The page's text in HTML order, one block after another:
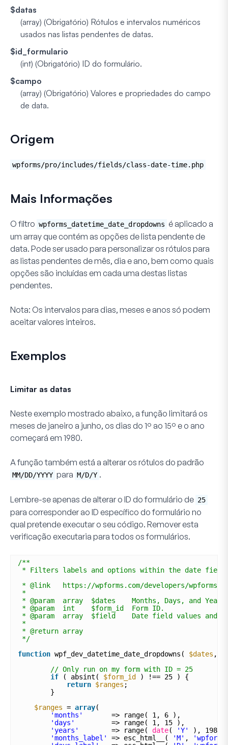
$datas
(array) (Obrigatório) Rótulos e intervalos numéricos
usados nas listas pendentes de datas.
$id_formulario
(int) (Obrigatório) ID do formulário.
$campo
(array) (Obrigatório) Valores e propriedades do campo
de data.
Origem
wpforms/pro/includes/fields/class-date-time.php
Mais Informações
O filtro wpforms_datetime_date_dropdowns é aplicado a
um array que contém as opções de lista pendente de
data. Pode ser usado para personalizar os rótulos para
as listas pendentes de mês, dia e ano, bem como quais
opções são incluídas em cada uma destas listas
pendentes.
Nota: Os intervalos para dias, meses e anos só podem
aceitar valores inteiros.
Exemplos
Limitar as datas
Neste exemplo mostrado abaixo, a função limitará os
meses de janeiro a junho, os dias do 1º ao 15º e o ano
começará em 1980.
A função também está a alterar os rótulos do padrão
MM/DD/YYYY para M/D/Y .
Lembre-se apenas de alterar o ID do formulário de 25
para corresponder ao ID específico do formulário no
qual pretende executar o seu código. Remover esta
verificação executaria para todos os formulários.
/**
* Filters labels and options within the date
* @link   https://wpforms.com/developers/
*
* @param  array  $dates    Months, Days, and
* @param  int    $form_id  Form ID.
* @param  array  $field    Date field values and
*
* @return array
*/
function wpf_dev_datetime_date_dropdowns( $dates ,
// Only run on my form with ID = 25
if
( absint( $form_id
) !== 25 ) {
return $ranges ;
}
$ranges = array(
'months'
=> range( 1, 6 ),
'days'
=> range( 1, 15 ),
'years'
=> range( date( 'Y'
), 1980
'months_label'
=> esc_html__( 'M' ,